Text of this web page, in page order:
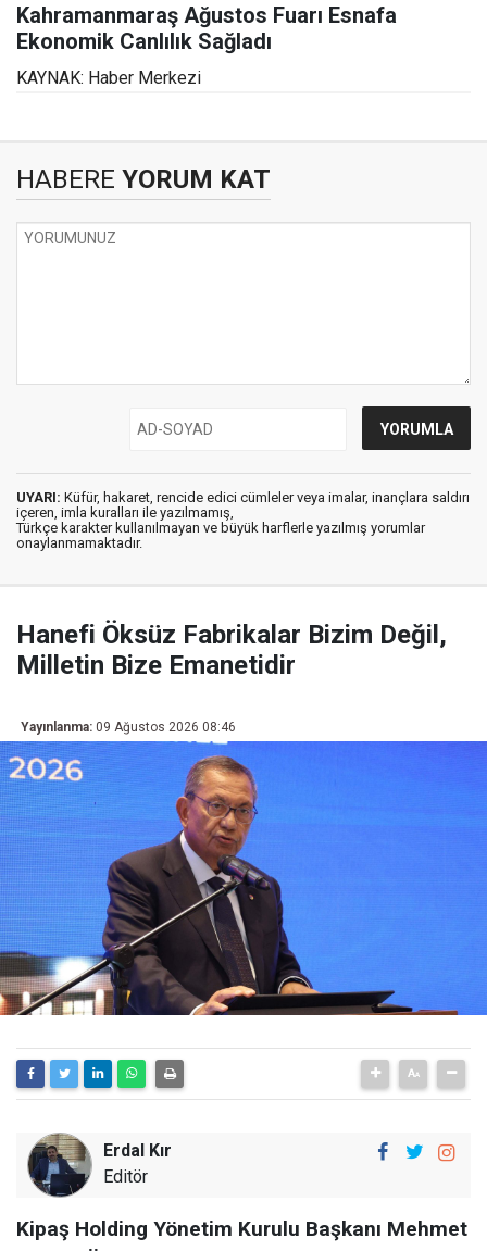
Kahramanmaraş Ağustos Fuarı Esnafa
Ekonomik Canlılık Sağladı
KAYNAK: Haber Merkezi
HABERE YORUM KAT
UYARI: Küfür, hakaret, rencide edici cümleler veya imalar, inançlara saldırı
içeren, imla kuralları ile yazılmamış,
Türkçe karakter kullanılmayan ve büyük harflerle yazılmış yorumlar
onaylanmamaktadır.
Hanefi Öksüz Fabrikalar Bizim Değil,
Milletin Bize Emanetidir
Yayınlanma: 09 Ağustos 2026 08:46
Erdal Kır
Editör
Kipaş Holding Yönetim Kurulu Başkanı Mehmet